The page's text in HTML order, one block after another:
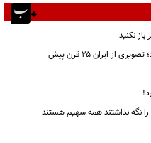
نکنید
را نگه نداشتند همه سهیم هستند